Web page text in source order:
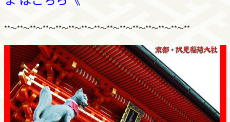
**～**～**～**～**～**～**～**～**～**～**～**～**～**～**